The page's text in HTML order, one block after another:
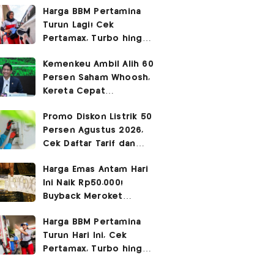
Harga BBM Pertamina
Turun Lagi! Cek
Pertamax, Turbo hingga
Agustus 2026
Kemenkeu Ambil Alih 60
Persen Saham Whoosh,
Kereta Cepat
Surabaya
Promo Diskon Listrik 50
Persen Agustus 2026,
Cek Daftar Tarif dan
Harga Emas Antam Hari
Ini Naik Rp50.000!
Buyback Meroket
Harga BBM Pertamina
Turun Hari Ini, Cek
Pertamax, Turbo hingga